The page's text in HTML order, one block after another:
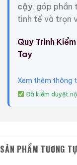
Thành phần:
Nồng độ cồn:
Dung tích: 750ml
Đặc điểm:
hoàng gia đáng
Vua của Anh.
Giới Thiệu Một
cậy, góp phần
tinh tế và trọn
Quy Trình
Tay
Xem thêm thông
Đã kiểm duyệt
SẢN PHẨM TƯƠNG TỰ